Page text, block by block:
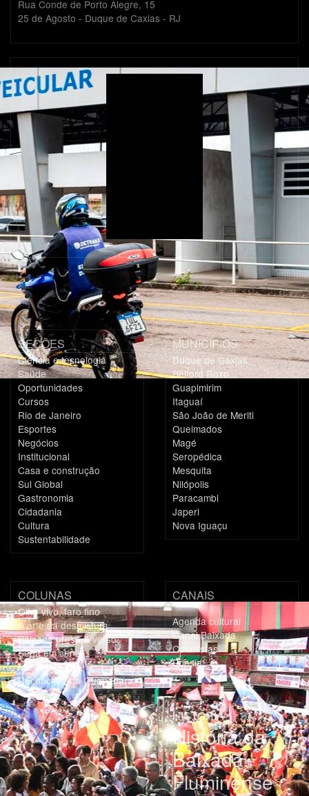
Rua Conde de Porto Alegre, 15
25 de Agosto - Duque de Caxias - RJ
SEÇÕES
Ciência e tecnologia
Saúde
Oportunidades
Cursos
Rio de Janeiro
Esportes
Negócios
Institucional
Casa e construção
Sul Global
Gastronomia
Cidadania
Cultura
Sustentabilidade
MUNICÍPIOS
Duque de Caxias
Belford Roxo
Guapimirim
Itaguaí
São João de Meriti
Queimados
Magé
Seropédica
Mesquita
Nilópolis
Paracambi
Japeri
Nova Iguaçu
COLUNAS
Olho vivo, faro fino
A arte da desmistura
Baixada prosa & verso
Sena em cena
Midiosfera
Recôncavo da Guanabara
CANAIS
Agenda cultural
Canal Baixada
Colunistas
Poesia
HISTÓRIA
História da
Baixada
Fluminense